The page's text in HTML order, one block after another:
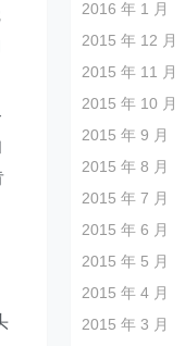
2016 年 1 月
2015 年 12 月
2015 年 11 月
2015 年 10 月
2015 年 9 月
2015 年 8 月
2015 年 7 月
2015 年 6 月
2015 年 5 月
2015 年 4 月
2015 年 3 月